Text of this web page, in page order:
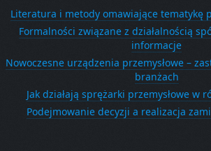
Literatura i metody omawiające tematykę
Formalności związane z działalnością
informacje
Nowoczesne urządzenia przemysłowe –
branżach
Jak działają sprężarki przemysłowe w
Podejmowanie decyzji a realizacja